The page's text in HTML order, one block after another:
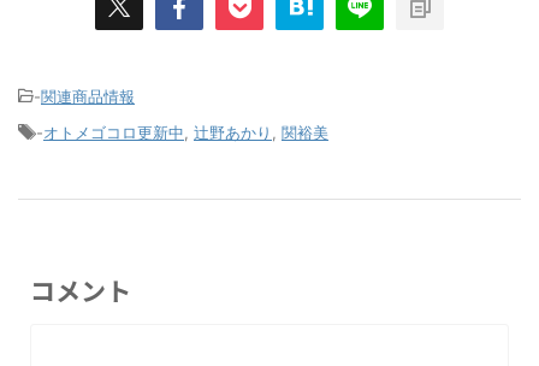
-関連商品情報
-オトメゴコロ更新中 辻野あかり 関裕美
コメント